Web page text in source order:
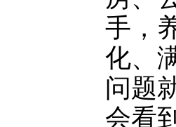
手，
化、
问题
会看